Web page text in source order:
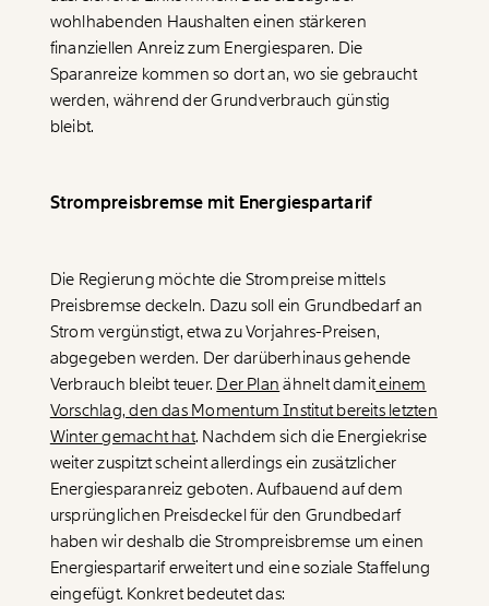
wohlhabenden Haushalten einen stärkeren
finanziellen Anreiz zum Energiesparen. Die
Sparanreize kommen so dort an, wo sie gebraucht
werden, während der Grundverbrauch günstig
bleibt.
Strompreisbremse mit Energiespartarif
Die Regierung möchte die Strompreise mittels
Preisbremse deckeln. Dazu soll ein Grundbedarf an
Strom vergünstigt, etwa zu Vorjahres-Preisen,
abgegeben werden. Der darüberhinaus gehende
Verbrauch bleibt teuer. Der Plan ähnelt damiteinem
Vorschlag, den das Momentum Institut bereits letzten
Winter gemacht hat. Nachdem sich die Energiekrise
weiter zuspitzt scheint allerdings ein zusätzlicher
Energiesparanreiz geboten. Aufbauend auf dem
ursprünglichen Preisdeckel für den Grundbedarf
haben wir deshalb die Strompreisbremse um einen
Energiespartarif erweitert und eine soziale Staffelung
eingefügt. Konkret bedeutet das: